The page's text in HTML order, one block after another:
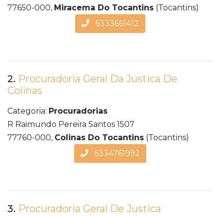
77650-000, Miracema Do Tocantins (Tocantins)
6333661412
2. Procuradoria Geral Da Justica De
Colinas
Categoria: Procuradorias
R Raimundo Pereira Santos 1507
77760-000, Colinas Do Tocantins (Tocantins)
6334761992
3. Procuradoria Geral De Justica